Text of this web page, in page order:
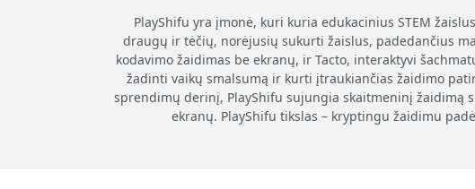
PlayShifu yra įmonė, kuri kuria edukacinius STEM
draugų ir tėčių, norėjusių sukurti žaislus, padedančius
kodavimo žaidimas be ekranų, ir Tacto, interaktyvi
žadinti vaikų smalsumą ir kurti įtraukiančias žaidimo
sprendimų derinį, PlayShifu sujungia skaitmeninį žaidimą
ekranų. PlayShifu tikslas – kryptingu žaidimu